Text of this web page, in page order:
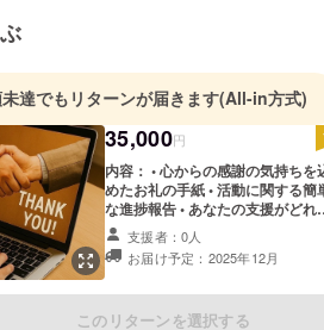
達でもリターンが届きます(All-in方式)
35,000円
内容： • 心からの感謝の気持ちを込
めたお礼の手紙 • 活動に関する簡単
な進捗報告 • あなたの支援がどれほ
ど大切か、どれほど感謝しているか
をお伝えします 形式： A4白紙の手
紙（郵送）
支援者：0人
お届け予定：2025年12月
このリターンを選択する